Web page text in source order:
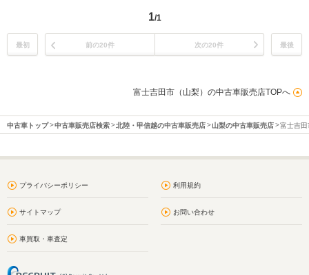
1/1
最初 前の20件 次の20件 最後
富士吉田市（山梨）の中古車販売店TOPへ
中古車トップ 中古車販売店検索 北陸・甲信越の中古車販売店 山梨の中古車販売店 富士吉
プライバシーポリシー 利用規約
サイトマップ お問い合わせ
車買取・車査定